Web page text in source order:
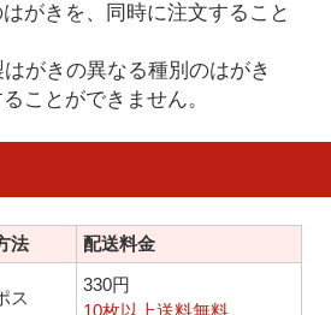
がきを、同時に注文すること
がきの異なる種別のはがき
ことができません。
法 配送料金
ス
330円